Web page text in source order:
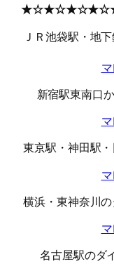
ＪＲ池袋駅・地
新宿駅東南口
東京駅・神田駅
横浜・東神奈川
名古屋駅のダ